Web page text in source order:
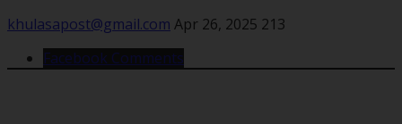
khulasapost@gmail.com Apr 26, 2025 213
Facebook Comments